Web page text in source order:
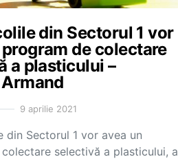
din Sectorul 1 vor
de colectare
a plasticului –
9 aprilie 2021
din Sectorul 1 vor avea un
selectivă a plasticului, a